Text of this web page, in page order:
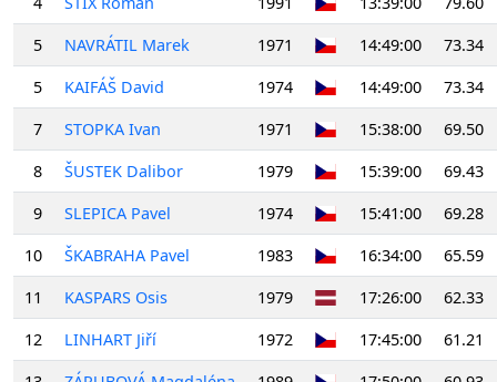
5
NAVRÁTIL Marek 1971 14:49:00
73.34
5
KAIFÁŠ David 1974 14:49:00
73.34
7
STOPKA Ivan 1971 15:38:00
69.50
8
ŠUSTEK Dalibor 1979 15:39:00
69.43
9
SLEPICA Pavel 1974 15:41:00
69.28
10
ŠKABRAHA Pavel 1983 16:34:00
65.59
11
KASPARS Osis 1979 17:26:00
62.33
12
LINHART Jiří 1972 17:45:00
61.21